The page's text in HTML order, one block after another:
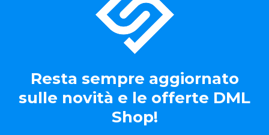
Resta sempre aggiornato
sulle novità e le offerte DML
Shop!